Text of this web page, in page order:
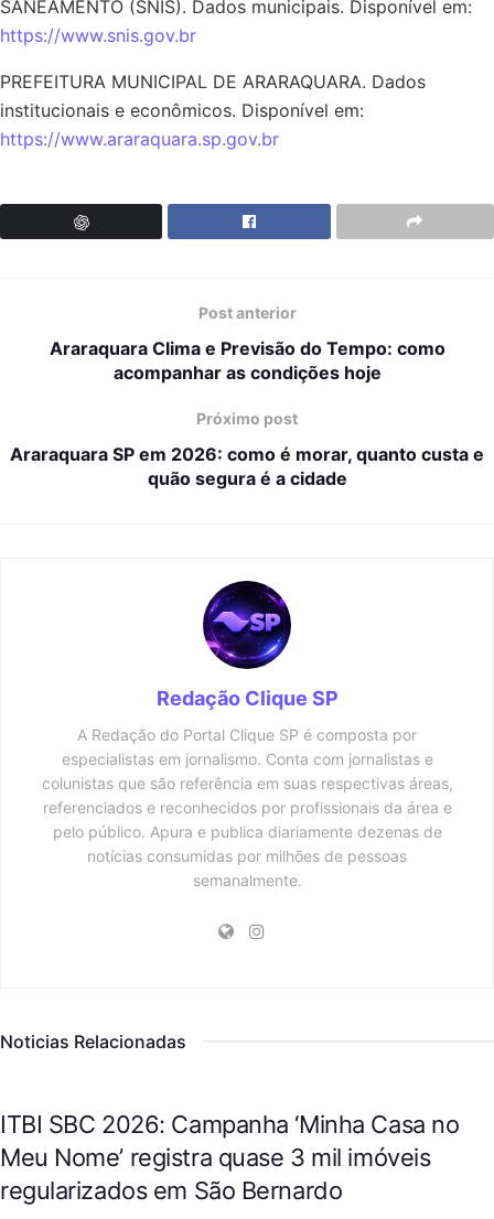
SANEAMENTO (SNIS). Dados municipais. Disponível em:
https://www.snis.gov.br
PREFEITURA MUNICIPAL DE ARARAQUARA. Dados
institucionais e econômicos. Disponível em:
https://www.araraquara.sp.gov.br
Post anterior
Araraquara Clima e Previsão do Tempo: como
acompanhar as condições hoje
Próximo post
Araraquara SP em 2026: como é morar, quanto custa e
quão segura é a cidade
Redação Clique SP
A Redação do Portal Clique SP é composta por
especialistas em jornalismo. Conta com jornalistas e
colunistas que são referência em suas respectivas áreas,
referenciados e reconhecidos por profissionais da área e
pelo público. Apura e publica diariamente dezenas de
notícias consumidas por milhões de pessoas
semanalmente.
Noticias Relacionadas
ITBI SBC 2026: Campanha ‘Minha Casa no
Meu Nome’ registra quase 3 mil imóveis
regularizados em São Bernardo